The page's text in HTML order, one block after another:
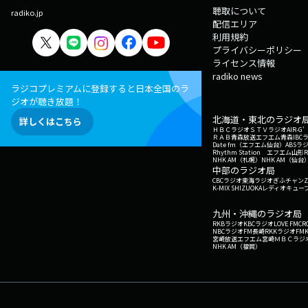
radiko.jp
ラジコプレミアムに登録すると日本全国のラ
ジオが聴き放題！
詳しくはこちら
聴取について
配信エリア
利用規約
プライバシーポリシー
ライセンス情報
radiko news
北海道・東北のラジオ
ＨＢＣラジオＳＴＶラジオAIR-G'
ＲＡＢ青森放送エフエム青森IBC
Date fm（エフエム仙台） ABSラ
Rhythm Station エフエム山形
NHK AM（札幌） NHK AM（仙台
中部のラジオ局
CBCラジオ東海ラジオぎふチャン
K-MIX SHIZUOKAレディオキュー
九州・沖縄のラジオ局
RKBラジオKBCラジオLOVE FM
NBCラジオFM長崎RKKラジオ
宮崎放送エフエム宮崎ＭＢＣラジ
NHK AM（福岡）